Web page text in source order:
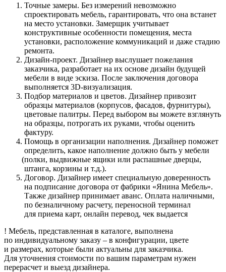
Точные замеры. Без измерений невозможно
спроектировать мебель, гарантировать, что она встанет
на место установки. Замерщик учитывает
конструктивные особенности помещения, места
установки, расположение коммуникаций и даже стадию
ремонта.
Дизайн-проект. Дизайнер выслушает пожелания
заказчика, разработает на их основе дизайн будущей
мебели в виде эскиза. После заключения договора
выполняется 3D-визуализация.
Подбор материалов и цветов. Дизайнер привозит
образцы материалов (корпусов, фасадов, фурнитуры),
цветовые палитры. Перед выбором вы можете взглянуть
на образцы, потрогать их руками, чтобы оценить
фактуру.
Помощь в организации наполнения. Дизайнер поможет
определить, какое наполнение должно быть у мебели
(полки, выдвижные ящики или распашные дверцы,
штанга, корзины и т.д.).
Договор. Дизайнер имеет специальную доверенность
на подписание договора от фабрики «Янина Мебель».
Также дизайнер принимает аванс. Оплата наличными,
по безналичному расчету, переносной терминал
для приема карт, онлайн перевод, чек выдается
! Мебель, представленная в каталоге, выполнена
по индивидуальному заказу – в конфигурации, цвете
и размерах, которые были актуальны для заказчика.
Для уточнения стоимости по вашим параметрам нужен
перерасчет и выезд дизайнера.